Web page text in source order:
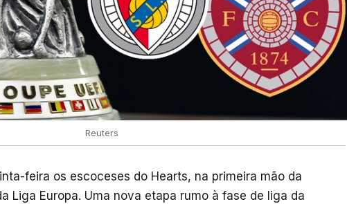
Reuters
feira os escoceses do Hearts, na primeira mão da
Liga Europa. Uma nova etapa rumo à fase de liga da